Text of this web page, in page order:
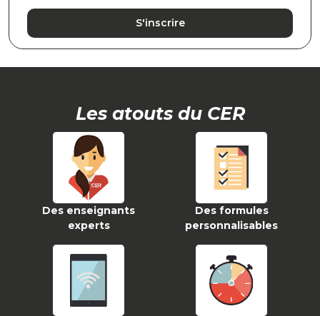
S'inscrire
Les atouts du CER
Des enseignants
experts
Des formules
personnalisables